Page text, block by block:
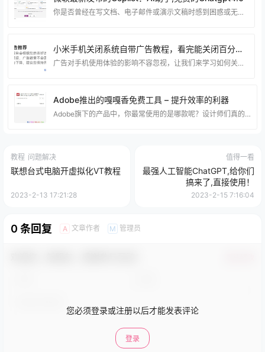
你是否曾经在写文档、电子邮件或演示文稿时感到困惑或无从下手？你是否想要有一个智能的助手，可以帮助你生成文本、总结信息、提供建议或转换格式？如果是这样，那么微软 Copilot 可能是你一直在寻找的工具。 什么是微软 Copilot？ 微软 Copilot 是一种 AI 驱动的生产力工具，它使用大型语言模型 (LLM)，并将数据与 Microsoft Graph 和 Microsoft 365 应用和服务集成。它与常用 Microsoft 365 应用（如 Word、Excel、PowerPoint、Outlook、
小米手机关闭系统自带广告教程，看完能关闭百分之95以上广告。
广告对手机使用体验的影响不容忽视，让我们来学习如何关闭安卓手机自带的系统广告，提升使用乐趣。 接下来，我将为大家详细介绍关闭安卓手机系统广告的方法，让我们一起来解决烦人的广告问题。 一下包含有广告的 应用（小米手机为例：） 天气：设置–用户体验计划 日历：设置–用户体验计划 主题商店：设置–隐私设置–个性化推荐 应用商店：设置–隐私–个性化服务 应用商店：设置–功能设置–显示福利活动 系统设置：搜索–广告&#
Adobe推出的嘎嘎香免费工具 – 提升效率的利器
Adobe旗下的产品中，你最常使用的是哪款呢？设计师们真的很厉害，他们可以熟练地运用PhotoShop、Illustrator等软件，轻松完成各种设计任务，令人羡慕不已。 不过，其实只要稍加练习，你也可以像他们一样高效地工作。虽然PhotoShop、Premiere Pro、After EffectsIllustrator等软件对于很多人来说是必备的工具，但这些软件并不是免费的。 光是订阅PhotoShop和Lightroom一年的费用就高达888元。 应对昂贵的价格，很多人只能使用所谓的”高级版
教程 问题解决
联想台式电脑开虚拟化VT教程
2023-2-13 17:21:28
值得一看
最强人工智能ChatGPT,给你们
搞来了,直接使用！
2023-2-15 7:16:04
0 条回复 A 文章作者 M 管理员
您必须登录或注册以后才能发表评论
登录